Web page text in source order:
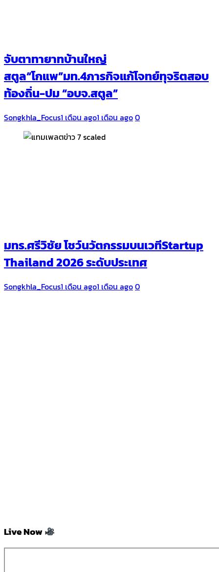
จับตาทายาทบ้านใหญ่
สตูล“โกแพ”มท.4ภารกิจแก้โจทย์ทุจริตสอบ
ท้องถิ่น-ปม “อบจ.สตูล”
Songkhla_Focus1 เดือน ago1 เดือน ago0
มทร.ศรีวิชัย โชว์นวัตกรรมบนเวทีStartup
Thailand 2026 ระดับประเทศ
Songkhla_Focus1 เดือน ago1 เดือน ago0
Live Now